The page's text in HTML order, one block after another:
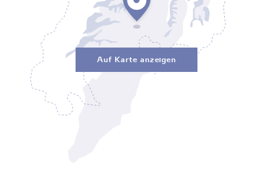
Auf Karte anzeigen